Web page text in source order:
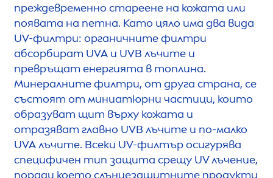
преждевременно стареене на кожата или
появата на петна. Като цяло има два вида
UV-филтри: органичните филтри
абсорбират UVA и UVB лъчите и
превръщат енергията в топлина.
Минералните филтри, от друга страна, се
състоят от миниатюрни частици, които
образуват щит върху кожата и
отразяват главно UVB лъчите и по-малко
UVA лъчите. Всеки UV-филтър осигурява
специфичен тип защита срещу UV лъчение,
поради което слънцезащитните продукти